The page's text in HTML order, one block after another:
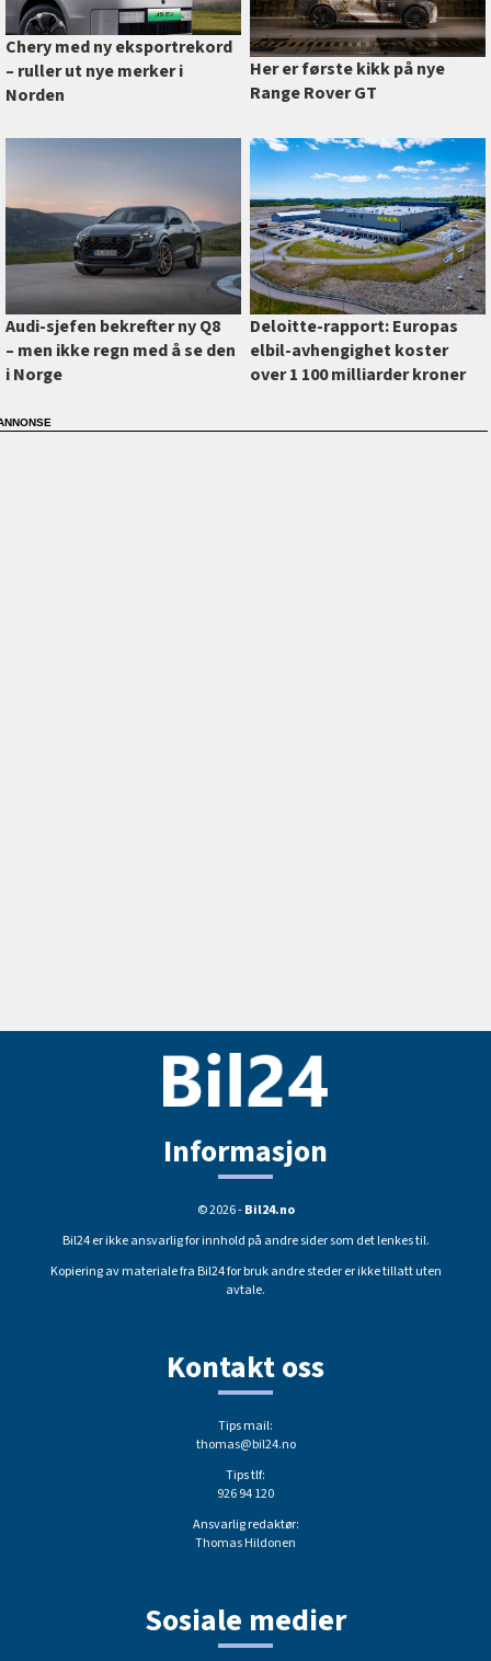
Chery med ny eksportrekord
–⁠ ruller ut nye merker i
Norden
Her er første kikk på nye
Range Rover GT
Audi-sjefen bekrefter ny Q8
–⁠ men ikke regn med å se den
i Norge
Deloitte-rapport: Europas
elbil-avhengighet koster
over 1 100 milliarder kroner
Informasjon
© 2026 -Bil24.no
Bil24 er ikke ansvarlig for innhold på andre sider som det lenkes til.
Kopiering av materiale fra Bil24 for bruk andre steder er ikke tillatt uten
avtale.
Kontakt oss
Tips mail:
thomas@bil24.no
Tips tlf:
926 94 120
Ansvarlig redaktør:
Thomas Hildonen
Sosiale medier